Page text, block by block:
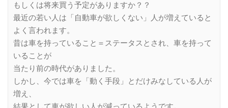
もしくは将来買う予定がありますか？？
最近の若い人は「自動車が欲しくない」人が増えていると
よく言われます。
昔は車を持っていること＝ステータスとされ、車を持って
いることが
当たり前の時代がありました。
しかし、今では車を「動く手段」とだけみなしている人が
増え、